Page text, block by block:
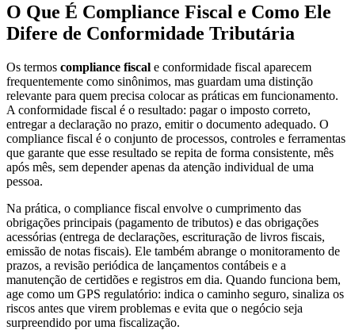
O Que É Compliance Fiscal e Como Ele
Difere de Conformidade Tributária
Os termos compliance fiscal e conformidade fiscal aparecem
frequentemente como sinônimos, mas guardam uma distinção
relevante para quem precisa colocar as práticas em funcionamento.
A conformidade fiscal é o resultado: pagar o imposto correto,
entregar a declaração no prazo, emitir o documento adequado. O
compliance fiscal é o conjunto de processos, controles e ferramentas
que garante que esse resultado se repita de forma consistente, mês
após mês, sem depender apenas da atenção individual de uma
pessoa.
Na prática, o compliance fiscal envolve o cumprimento das
obrigações principais (pagamento de tributos) e das obrigações
acessórias (entrega de declarações, escrituração de livros fiscais,
emissão de notas fiscais). Ele também abrange o monitoramento de
prazos, a revisão periódica de lançamentos contábeis e a
manutenção de certidões e registros em dia. Quando funciona bem,
age como um GPS regulatório: indica o caminho seguro, sinaliza os
riscos antes que virem problemas e evita que o negócio seja
surpreendido por uma fiscalização.